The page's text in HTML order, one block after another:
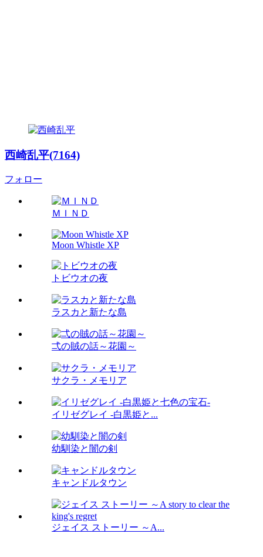
西崎乱平(7164)
フォロー
ＭＩＮＤ
Moon Whistle XP
トビウオの夜
ラスカと新たな島
弌の賊の話～花園～
サクラ・メモリア
イリゼグレイ -白黒姫と...
幼馴染と闇の剣
キャンドルタウン
ジェイス ストーリー ～A...